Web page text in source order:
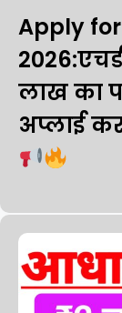
Apply
लाख का
अप्लाई